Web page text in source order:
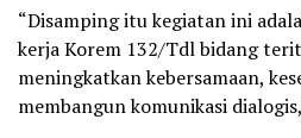
“Disamping itu kegiatan ini
kerja Korem 132/Tdl bidang
meningkatkan kebersamaan,
membangun komunikasi